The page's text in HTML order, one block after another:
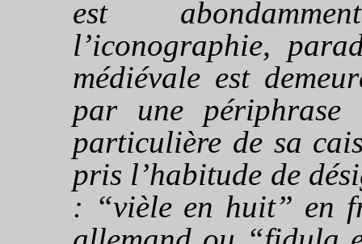
est
l’iconographie,
médiévale est
par une
particulière de sa
pris l’habitude de
: “vièle en huit” en